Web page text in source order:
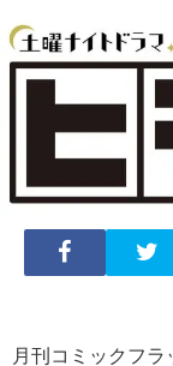
月刊コミックフ